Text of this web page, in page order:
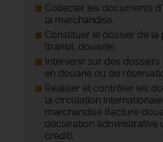
Collecter les documents
la marchandise,
Constituer le dossier de la
(transit, douane),
Intervenir sur des
en douane ou de
Réaliser et contrôler les
la circulation
marchandise (facture
déclaration administrative
crédit),